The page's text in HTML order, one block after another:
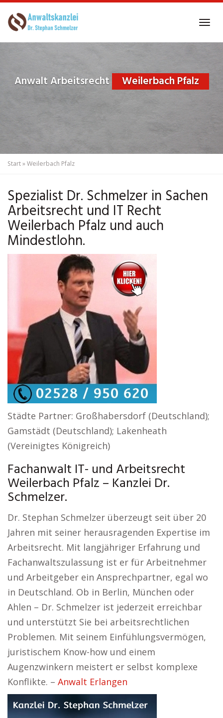
to
Anwalt Arbeitsrecht Weilerbach Pfalz
Start»Weilerbach Pfalz
Spezialist Dr. Schmelzer in Sachen
Arbeitsrecht und IT Recht
Weilerbach Pfalz und auch
Mindestlohn.
Städte Partner: Großhabersdorf (Deutschland);
Gamstädt (Deutschland); Lakenheath
(Vereinigtes Königreich)
Fachanwalt IT- und Arbeitsrecht
Weilerbach Pfalz – Kanzlei Dr.
Schmelzer.
Dr. Stephan Schmelzer überzeugt seit über 20
Jahren mit seiner herausragenden Expertise im
Arbeitsrecht. Mit langjähriger Erfahrung und
Fachanwaltszulassung ist er für Arbeitnehmer
und Arbeitgeber ein Ansprechpartner, egal wo
in Deutschland. Ob in Berlin, München oder
Ahlen – Dr. Schmelzer ist jederzeit erreichbar
und unterstützt Sie bei arbeitsrechtlichen
Problemen. Mit seinem Einfühlungsvermögen,
juristischem Know-how und einem
Augenzwinkern meistert er selbst komplexe
Konflikte. – Anwalt Erlangen